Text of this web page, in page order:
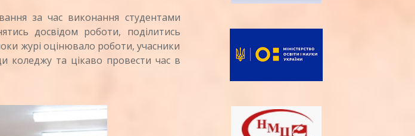
за час виконання студентами
досвідом роботи, поділитись
журі оцінювало роботи, учасники
коледжу та цікаво провести час в